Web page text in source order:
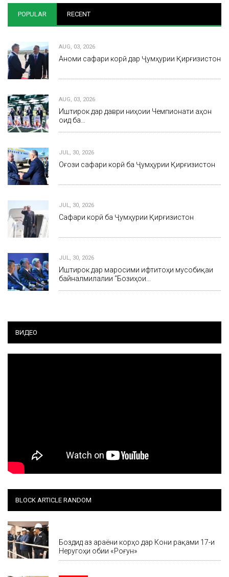
POPULAR RECENT
AUG, 03, 2026
Анҷоми сафари корӣ дар Ҷумҳурии Қирғизистон
AUG, 03, 2026
Иштирок дар даври ниҳоии Чемпионати ҷаҳон
оид ба…
JUL, 30, 2026
Оғози сафари корӣ ба Ҷумҳурии Қирғизистон
JUL, 30, 2026
Сафари корӣ ба Ҷумҳурии Қирғизистон
JUL, 30, 2026
Иштирок дар маросими ифтитоҳи мусобиқаи
байналмилалии “Бозиҳои…
ВИДЕО
BLOCK ARTICLE RANDOM
Боздид аз ҷараёни корҳо дар Кони рақами 17-и
Неругоҳи обии «Роғун»